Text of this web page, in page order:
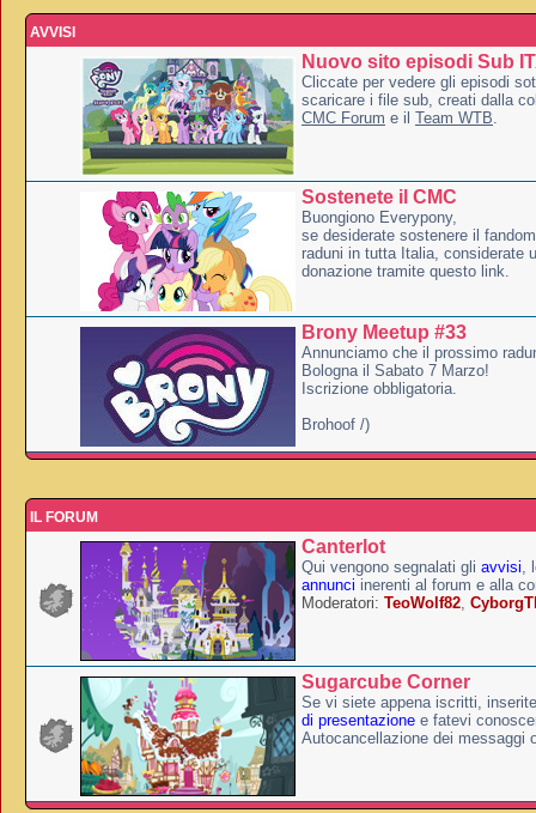
AVVISI
Nuovo sito episodi Sub
Cliccate per vedere gli episodi
scaricare i file sub, creati dalla
CMC Forum e il Team WTB.
Sostenete il CMC
Buongiono Everypony,
se desiderate sostenere il
raduni in tutta Italia, considerate
donazione tramite questo link.
Brony Meetup #33
Annunciamo che il prossimo
Bologna il Sabato 7 Marzo!
Iscrizione obbligatoria.
Brohoof /)
IL FORUM
Canterlot
Qui vengono segnalati gli avvisi,
annunci inerenti al forum e alla
Moderatori: TeoWolf82,
Sugarcube Corner
Se vi siete appena iscritti,
di presentazione e fatevi
Autocancellazione dei messaggi